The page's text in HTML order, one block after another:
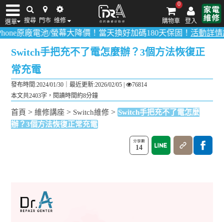
選單 搜尋 門市 维修 登入
0
購物車
iPhone維修/價格 筆電維修/價格 Android手機維修/價格 MacBook維修/價
池/螢幕大降價！當天換好加碼180天保固！活動詳情請點我！
Switch手把充不了電怎麼辦？3個方法恢復正
常充電
發布時間:2024/01/30｜最近更新:2026/02/05 |
76814
本文共2403字，閱讀時間約8分鐘
首頁 >維修講座 > Switch維修 > Switch手把充不了電怎麼
辦？3個方法恢復正常充電
14